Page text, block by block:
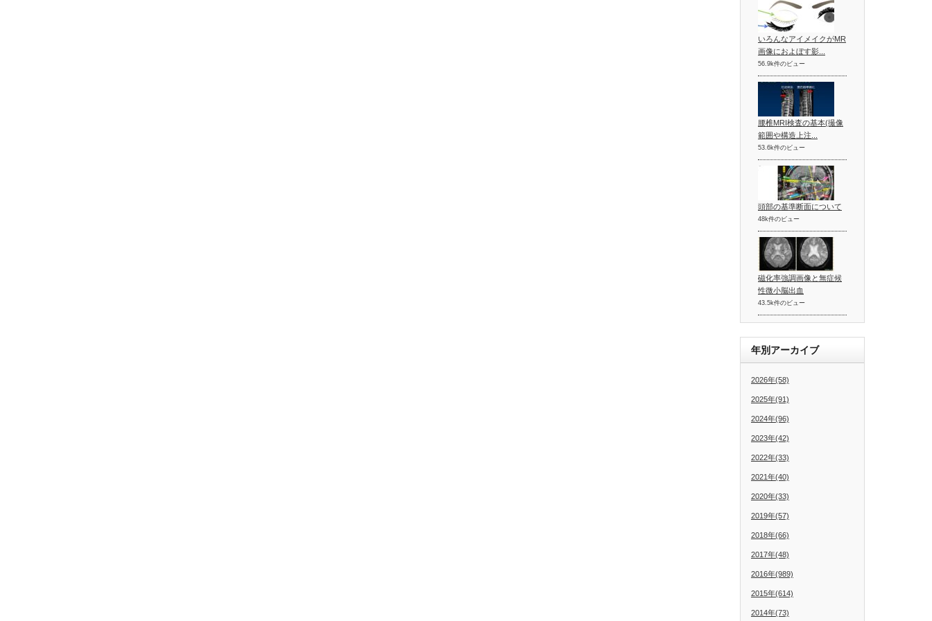
いろんなアイメイクがMR
画像におよぼす影...
56.9k件のビュー
腰椎MRI検査の基本(撮像
範囲や構造上注...
53.6k件のビュー
頭部の基準断面について
48k件のビュー
磁化率強調画像と無症候
性微小脳出血
43.5k件のビュー
年別アーカイブ
2026年(58)
2025年(91)
2024年(96)
2023年(42)
2022年(33)
2021年(40)
2020年(33)
2019年(57)
2018年(66)
2017年(48)
2016年(989)
2015年(614)
2014年(73)